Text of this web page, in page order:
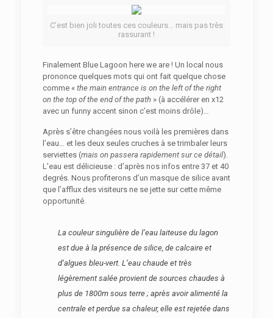
C’est bien joli toutes ces couleurs… mais pas très
rassurant !
Finalement Blue Lagoon here we are ! Un local nous
prononce quelques mots qui ont fait quelque chose
comme « the main entrance is on the left of the right
on the top of the end of the path» (à accélérer en x12
avec un funny accent sinon c’est moins drôle)…
Après s’être changées nous voilà les premières dans
l’eau… et les deux seules cruches à se trimbaler leurs
serviettes (mais on passera rapidement sur ce détail).
L’eau est délicieuse : d’après nos infos entre 37 et 40
degrés. Nous profiterons d’un masque de silice avant
que l’afflux des visiteurs ne se jette sur cette même
opportunité.
La couleur singulière de l’eau laiteuse du lagon
est due à la présence de silice, de calcaire et
d’algues bleu-vert. L’eau chaude et très
légèrement salée provient de sources chaudes à
plus de 1800m sous terre ; après avoir alimenté la
centrale et perdue sa chaleur, elle est rejetée dans